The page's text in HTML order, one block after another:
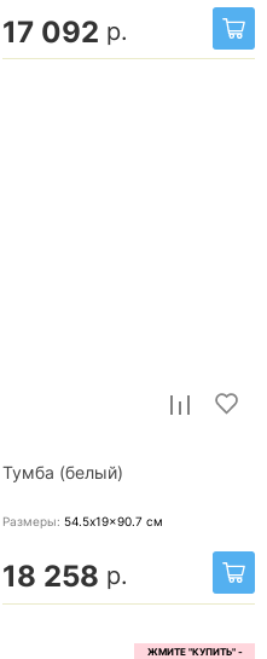
17 092 р.
Тумба (белый)
Размеры: 54.5x19x90.7 см
18 258 р.